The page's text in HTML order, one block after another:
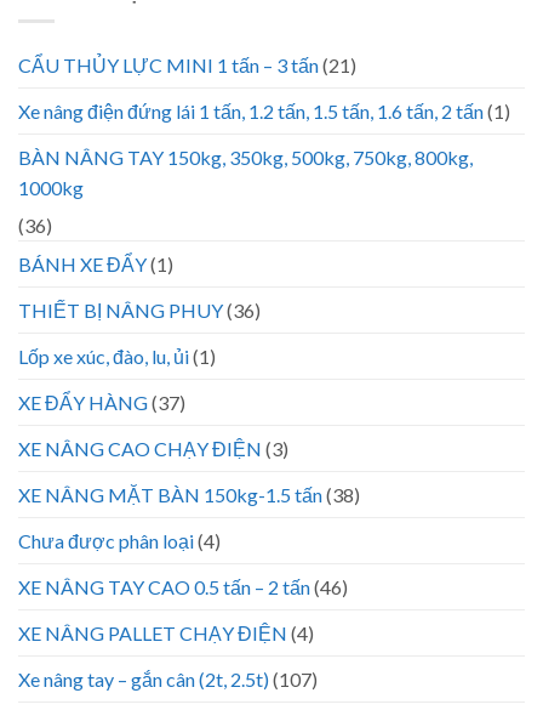
CẨU THỦY LỰC MINI 1 tấn – 3 tấn(21)
Xe nâng điện đứng lái 1 tấn, 1.2 tấn, 1.5 tấn, 1.6 tấn, 2 tấn(1)
BÀN NÂNG TAY 150kg, 350kg, 500kg, 750kg, 800kg,
1000kg
(36)
BÁNH XE ĐẨY(1)
THIẾT BỊ NÂNG PHUY(36)
Lốp xe xúc, đào, lu, ủi(1)
XE ĐẨY HÀNG(37)
XE NÂNG CAO CHẠY ĐIỆN (3)
XE NÂNG MẶT BÀN 150kg-1.5 tấn(38)
Chưa được phân loại(4)
XE NÂNG TAY CAO 0.5 tấn – 2 tấn(46)
XE NÂNG PALLET CHẠY ĐIỆN (4)
Xe nâng tay – gắn cân (2t, 2.5t)(107)